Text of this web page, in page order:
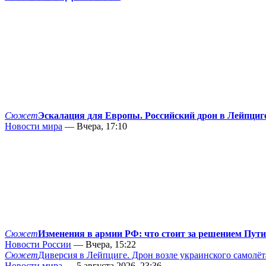
СюжетЭскалация для Европы. Российский дрон в
Новости мира — Вчера, 17:10
СюжетИзменения в армии РФ: что стоит за решением
Новости России — Вчера, 15:22
СюжетДиверсия в Лейпциге. Дрон возле украинского